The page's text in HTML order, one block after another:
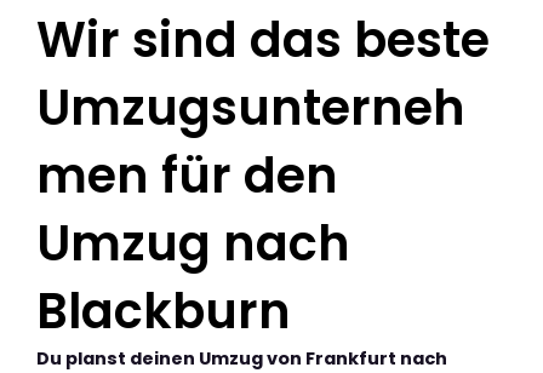
Wir sind das beste
Umzugsunterneh
men für den
Umzug nach
Blackburn
Du planst deinen Umzug von Frankfurt nach